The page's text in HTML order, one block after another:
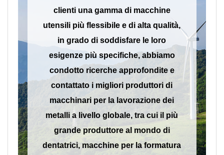
clienti una gamma di macchine
utensili più flessibile e di alta qualità,
in grado di soddisfare le loro
esigenze più specifiche, abbiamo
condotto ricerche approfondite e
contattato i migliori produttori di
macchinari per la lavorazione dei
metalli a livello globale, tra cui il più
grande produttore al mondo di
dentatrici, macchine per la formatura